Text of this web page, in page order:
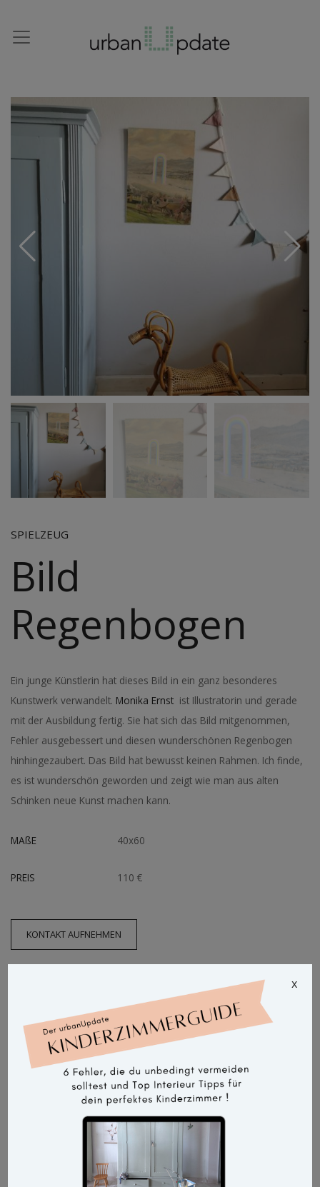
SPIELZEUG
Bild
Regenbogen
Ein junge Künstlerin hat dieses Bild in ein ganz besonderes
Kunstwerk verwandelt. Monika Ernst ist Illustratorin und gerade
mit der Ausbildung fertig. Sie hat sich das Bild mitgenommen,
Fehler ausgebessert und diesen wunderschönen Regenbogen
hinhingezaubert. Das Bild hat bewusst keinen Rahmen. Ich finde,
es ist wunderschön geworden und zeigt wie man aus alten
Schinken neue Kunst machen kann.
MAßE 40x60
PREIS 110 €
KONTAKT AUFNEHMEN
x